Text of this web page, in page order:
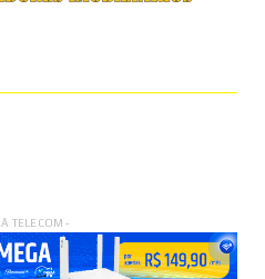
TELECOM -